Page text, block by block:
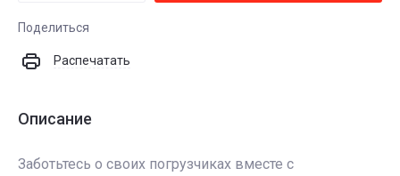
Поделиться
Распечатать
Описание
Заботьтесь о своих погрузчиках вместе с